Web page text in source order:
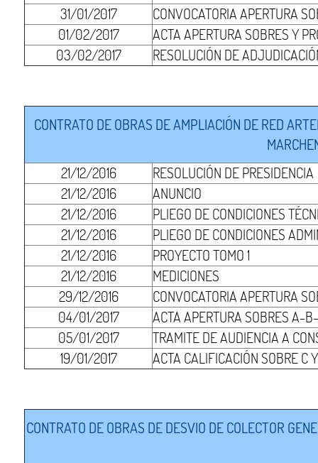
31/01/2017
CONVOCATORIA APERTURA
01/02/2017
ACTA APERTURA SOBRES Y
03/02/2017
RESOLUCIÓN DE
CONTRATO DE OBRAS DE AMPLIACIÓN DE RED
21/12/2016
RESOLUCIÓN DE PRESIDENCIA
21/12/2016
ANUNCIO
21/12/2016
PLIEGO DE CONDICIONES
21/12/2016
PLIEGO DE CONDICIONES
21/12/2016
PROYECTO TOMO 1
21/12/2016
MEDICIONES
29/12/2016
CONVOCATORIA APERTURA
04/01/2017
ACTA APERTURA SOBRES A-
05/01/2017
TRAMITE DE AUDIENCIA A
19/01/2017
ACTA CALIFICACIÓN SOBRE C
CONTRATO DE OBRAS DE DESVIO DE COLECTOR